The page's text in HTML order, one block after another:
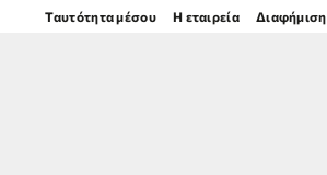
Ταυτότητα μέσου Η εταιρεία Διαφήμιση